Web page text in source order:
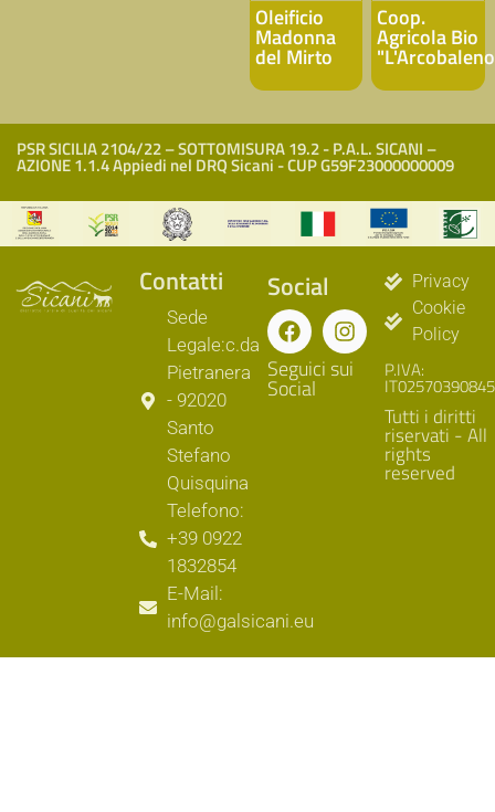
Oleificio
Madonna
del Mirto
Coop.
Agricola Bio
PSR SICILIA 2104/22 – SOTTOMISURA 19.2 - P.A.L. SICANI –
AZIONE 1.1.4 Appiedi nel DRQ Sicani - CUP G59F23000000009
Contatti
Sede
Legale:c.da
Pietranera
- 92020
Santo
Stefano
Quisquina
Telefono:
+39 0922
1832854
E-Mail:
info@galsicani.eu
Social
Seguici sui
Social
Privacy
Cookie
Policy
P.IVA:
IT02570390845
Tutti i diritti
riservati - All
rights
reserved